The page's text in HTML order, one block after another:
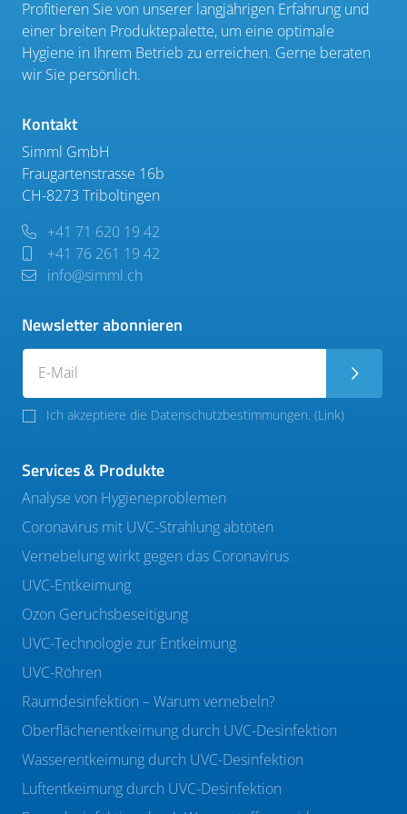
Profitieren Sie von unserer langjährigen Erfahrung und
einer breiten Produktepalette, um eine optimale
Hygiene in Ihrem Betrieb zu erreichen. Gerne beraten
wir Sie persönlich.
Kontakt
Simml GmbH
Fraugartenstrasse 16b
CH-8273 Triboltingen
+41 71 620 19 42
+41 76 261 19 42
info@simml.ch
Newsletter abonnieren
Ich akzeptiere die Datenschutzbestimmungen. (Link)
Services & Produkte
Analyse von Hygieneproblemen
Coronavirus mit UVC-Strahlung abtöten
Vernebelung wirkt gegen das Coronavirus
UVC-Entkeimung
Ozon Geruchsbeseitigung
UVC-Technologie zur Entkeimung
UVC-Röhren
Raumdesinfektion – Warum vernebeln?
Oberflächenentkeimung durch UVC-Desinfektion
Wasserentkeimung durch UVC-Desinfektion
Luftentkeimung durch UVC-Desinfektion